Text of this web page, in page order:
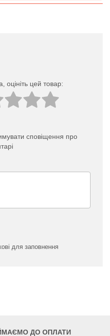
оцініть цей товар:
сповіщення про
для заповнення
ДО ОПЛАТИ